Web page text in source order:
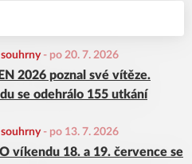
souhrny - po 20. 7. 2026
2026 poznal své vítěze.
se odehrálo 155 utkání
souhrny - po 13. 7. 2026
víkendu 18. a 19. července se